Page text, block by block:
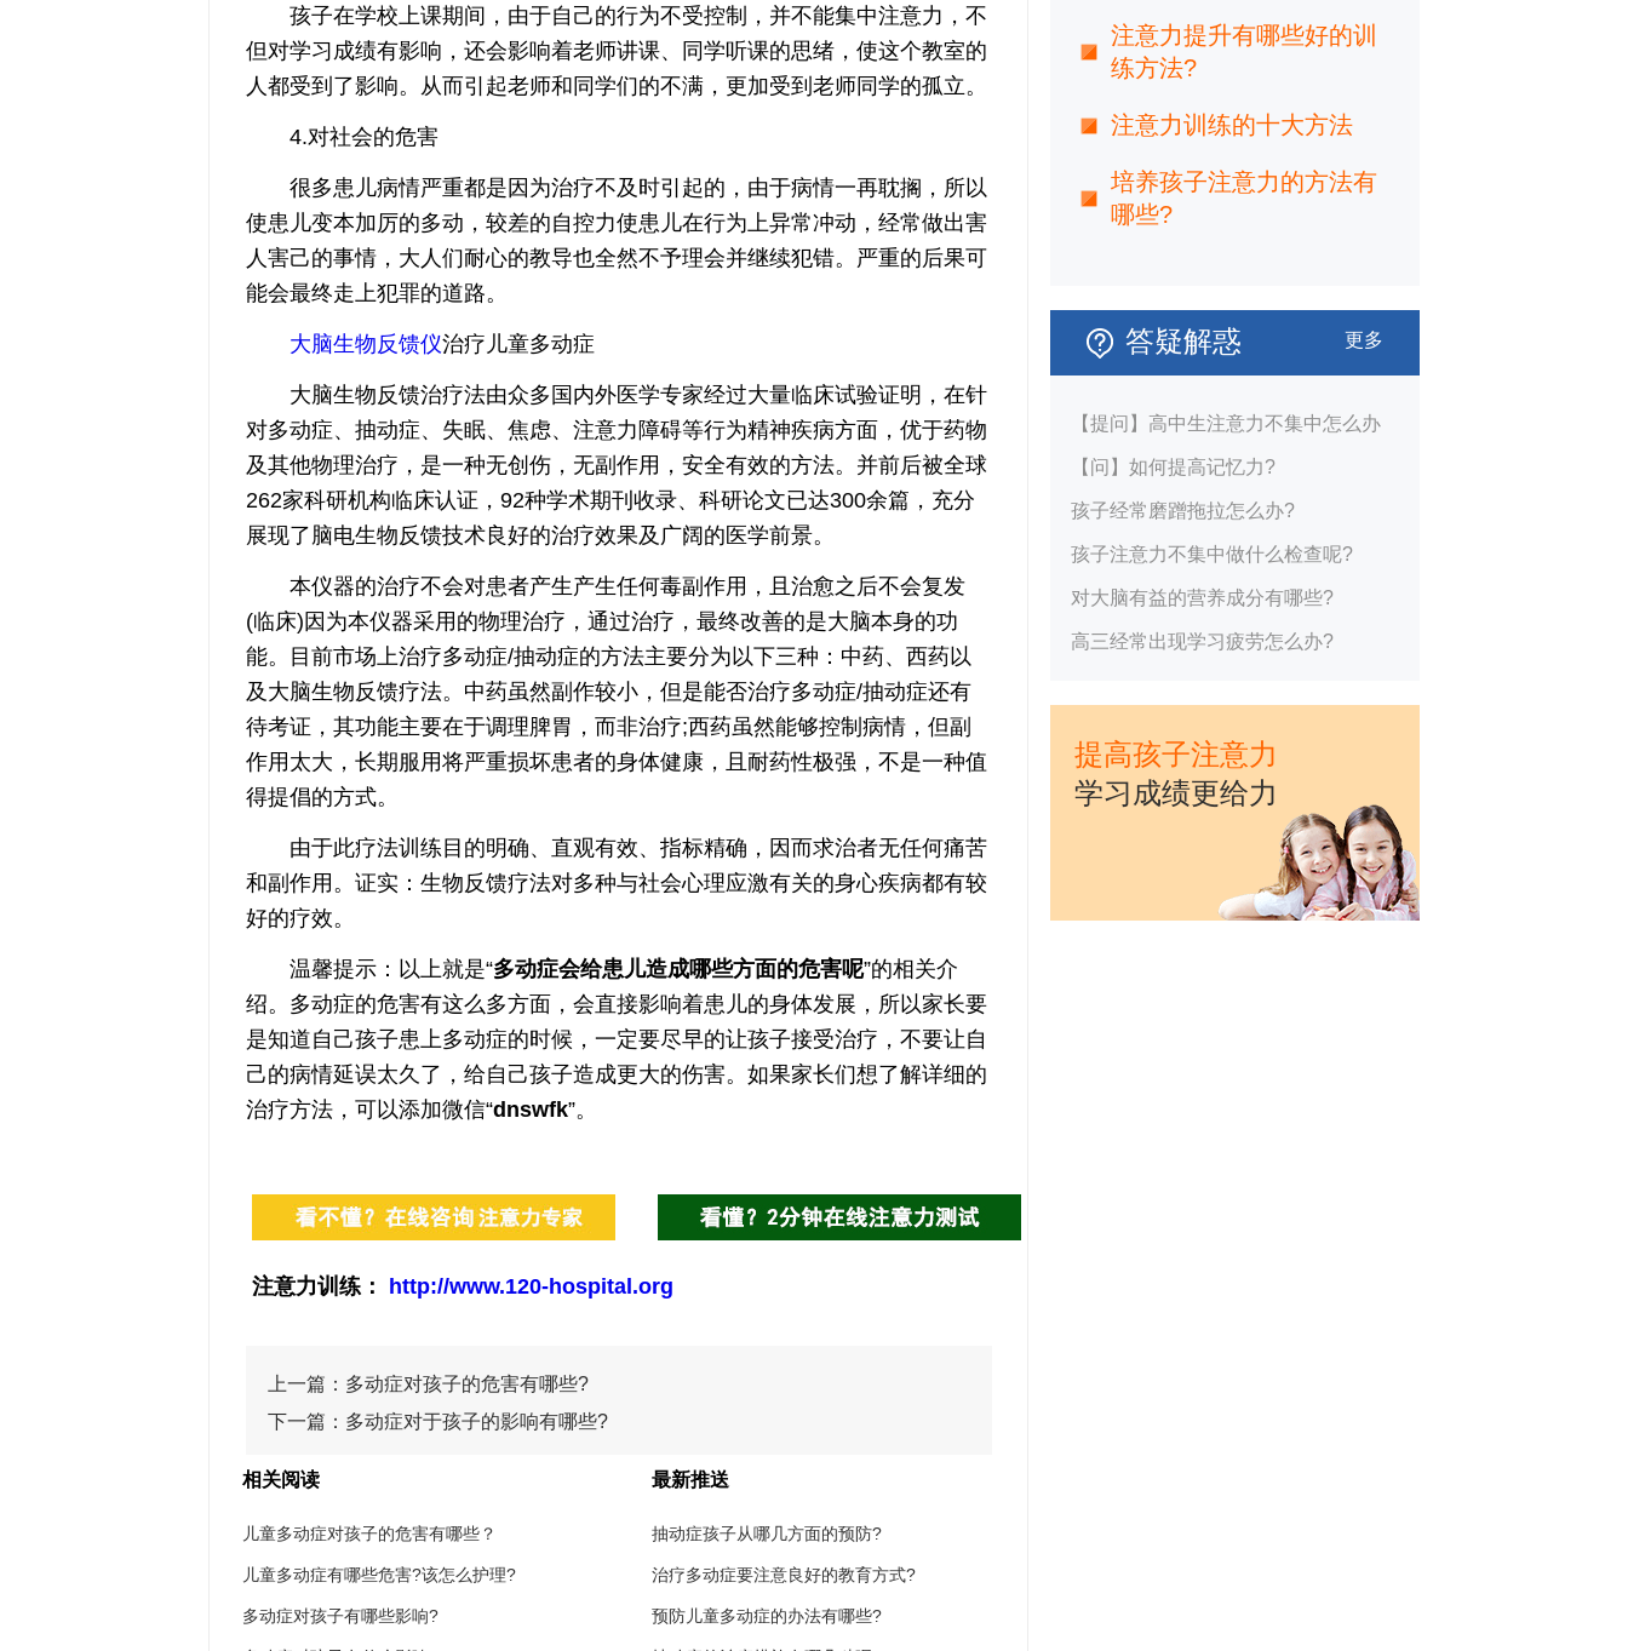
孩子在学校上课期间，由于自己的行为不受控制，并不能集中注意力，不
但对学习成绩有影响，还会影响着老师讲课、同学听课的思绪，使这个教室的
人都受到了影响。从而引起老师和同学们的不满，更加受到老师同学的孤立。
4.对社会的危害
很多患儿病情严重都是因为治疗不及时引起的，由于病情一再耽搁，所以
使患儿变本加厉的多动，较差的自控力使患儿在行为上异常冲动，经常做出害
人害己的事情，大人们耐心的教导也全然不予理会并继续犯错。严重的后果可
能会最终走上犯罪的道路。
大脑生物反馈仪治疗儿童多动症
大脑生物反馈治疗法由众多国内外医学专家经过大量临床试验证明，在针
对多动症、抽动症、失眠、焦虑、注意力障碍等行为精神疾病方面，优于药物
及其他物理治疗，是一种无创伤，无副作用，安全有效的方法。并前后被全球
262家科研机构临床认证，92种学术期刊收录、科研论文已达300余篇，充分
展现了脑电生物反馈技术良好的治疗效果及广阔的医学前景。
本仪器的治疗不会对患者产生产生任何毒副作用，且治愈之后不会复发
(临床)因为本仪器采用的物理治疗，通过治疗，最终改善的是大脑本身的功
能。目前市场上治疗多动症/抽动症的方法主要分为以下三种：中药、西药以
及大脑生物反馈疗法。中药虽然副作较小，但是能否治疗多动症/抽动症还有
待考证，其功能主要在于调理脾胃，而非治疗;西药虽然能够控制病情，但副
作用太大，长期服用将严重损坏患者的身体健康，且耐药性极强，不是一种值
得提倡的方式。
由于此疗法训练目的明确、直观有效、指标精确，因而求治者无任何痛苦
和副作用。证实：生物反馈疗法对多种与社会心理应激有关的身心疾病都有较
好的疗效。
温馨提示：以上就是“多动症会给患儿造成哪些方面的危害呢”的相关介
绍。多动症的危害有这么多方面，会直接影响着患儿的身体发展，所以家长要
是知道自己孩子患上多动症的时候，一定要尽早的让孩子接受治疗，不要让自
己的病情延误太久了，给自己孩子造成更大的伤害。如果家长们想了解详细的
治疗方法，可以添加微信“dnswfk”。
注意力训练： http://www.120-hospital.org
上一篇： 多动症对孩子的危害有哪些?
下一篇： 多动症对于孩子的影响有哪些?
相关阅读
儿童多动症对孩子的危害有哪些？
儿童多动症有哪些危害?该怎么护理?
多动症对孩子有哪些影响?
最新推送
抽动症孩子从哪几方面的预防?
治疗多动症要注意良好的教育方式?
预防儿童多动症的办法有哪些?
注意力提升有哪些好的训
练方法?
注意力训练的十大方法
培养孩子注意力的方法有
哪些?
答疑解惑 更多
【提问】高中生注意力不集中怎么办
【问】如何提高记忆力?
孩子经常磨蹭拖拉怎么办?
孩子注意力不集中做什么检查呢?
对大脑有益的营养成分有哪些?
高三经常出现学习疲劳怎么办?
提高孩子注意力
学习成绩更给力